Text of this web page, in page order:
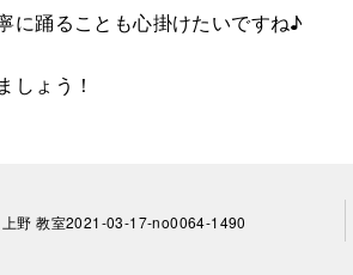
に踊ることも心掛けたいですね♪
しょう！
上野 教室2021-03-17-no0064-1490